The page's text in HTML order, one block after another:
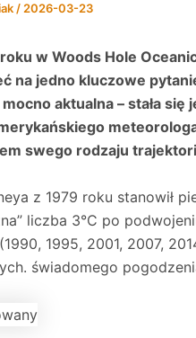
/ 2026-03-23
w Woods Hole
na jedno kluczowe
aktualna – stała
swego rodzaju
z 1979 roku stanowił
liczba 3°C po
1995, 2001, 2007,
świadomego